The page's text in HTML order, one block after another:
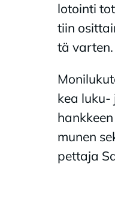
lo­toin­ti
tiin
tä
kea
mu­nen
pet­ta­ja